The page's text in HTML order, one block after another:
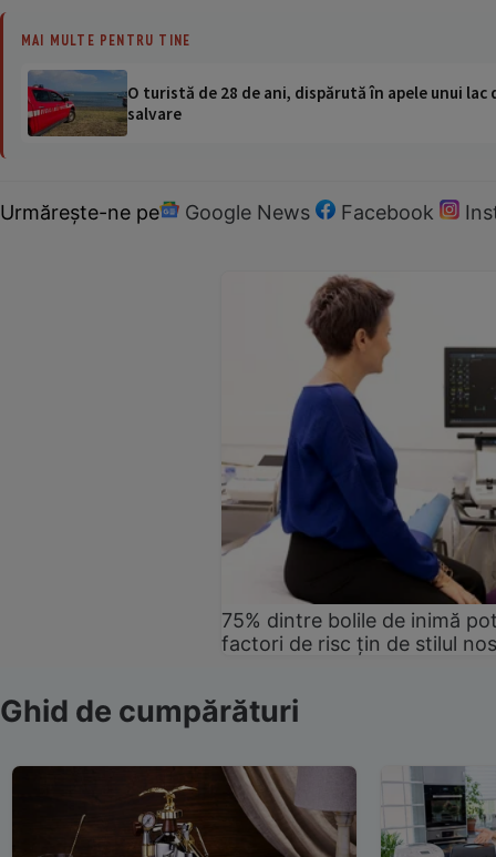
MAI MULTE PENTRU TINE
O turistă de 28 de ani, dispărută în apele unui
salvare
Urmărește-ne pe Google News Facebook
75% dintre bolile de inimă
factori de risc țin de stilul
Ghid de cumpărături